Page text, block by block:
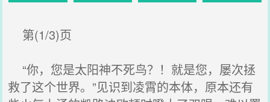
第(1/3)页
“你，您是太阳神不死鸟？！就是您，屡次拯
救了这个世界。”见识到凌霄的本体，原本还有